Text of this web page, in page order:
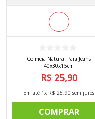
Colmeia Natural Para Jeans
40x30x15cm
R$ 25,90
Em até 1x R$ 25,90 sem juros
COMPRAR